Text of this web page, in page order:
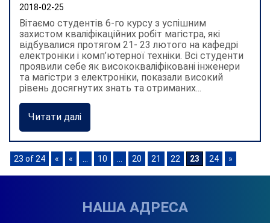
2018-02-25
Вітаємо студентів 6-го курсу з успішним
захистом кваліфікаційних робіт магістра, які
відбувалися протягом 21- 23 лютого на кафедрі
електроніки і комп’ютерної техніки. Всі студенти
проявили себе як висококваліфіковані інженери
та магістри з електроніки, показали високий
рівень досягнутих знать та отриманих...
Читати далі
23 of 24 « « 10 20 21 22 23 24 »
НАША АДРЕСА